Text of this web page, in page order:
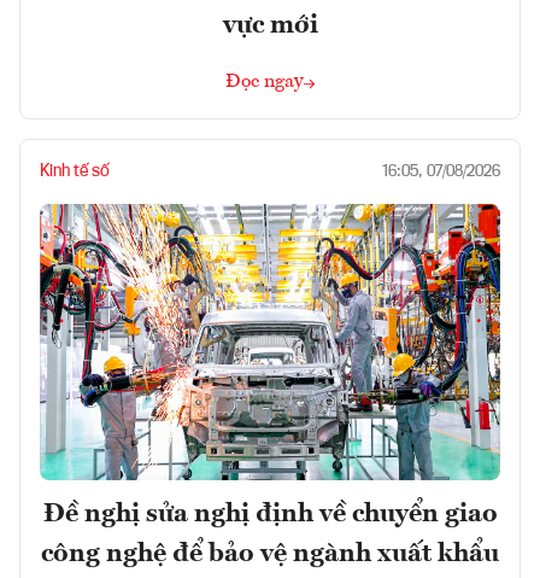
vực mới
Đọc ngay
Kinh tế số 16:05, 07/08/2026
Đề nghị sửa nghị định về chuyển giao
công nghệ để bảo vệ ngành xuất khẩu